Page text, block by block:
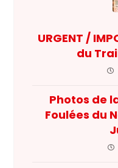
URGENT /
du
Photos de
Foulées du